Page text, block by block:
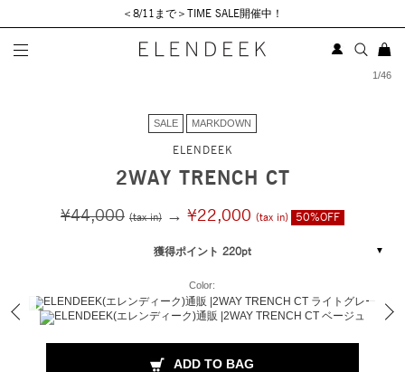
＜8/11まで＞TIME SALE開催中！
1/46
SALE MARKDOWN
ELENDEEK
2WAY TRENCH CT
¥44,000 (tax in) → ¥22,000 (tax in) 50%OFF
獲得ポイント 220pt
Color:
ADD TO BAG